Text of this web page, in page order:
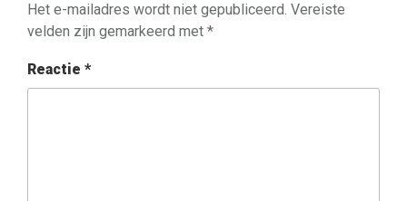
Het e-mailadres wordt niet gepubliceerd. Vereiste
velden zijn gemarkeerd met *
Reactie *